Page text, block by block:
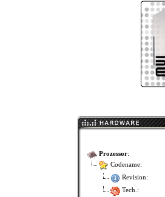
Prozessor:
Codename:
Revision:
Tech.: